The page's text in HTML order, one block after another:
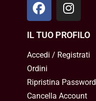
IL TUO PROFILO
Accedi / Registrati
Ordini
Ripristina Password
Cancella Account